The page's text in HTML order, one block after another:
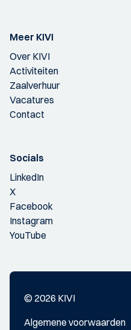
Meer KIVI
Over KIVI
Activiteiten
Zaalverhuur
Vacatures
Contact
Socials
LinkedIn
X
Facebook
Instagram
YouTube
© 2026 KIVI
Algemene voorwaarden